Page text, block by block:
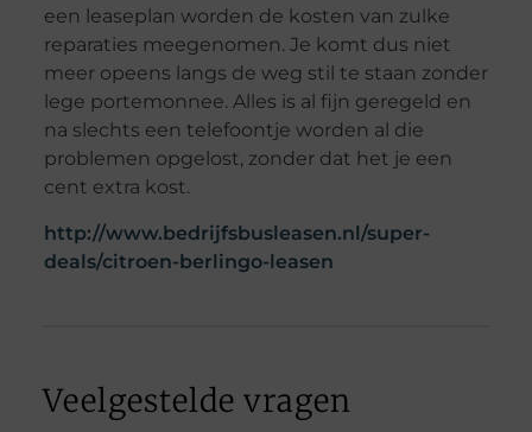
een leaseplan worden de kosten van zulke
reparaties meegenomen. Je komt dus niet
meer opeens langs de weg stil te staan zonder
lege portemonnee. Alles is al fijn geregeld en
na slechts een telefoontje worden al die
problemen opgelost, zonder dat het je een
cent extra kost.
http://www.bedrijfsbusleasen.nl/super-
deals/citroen-berlingo-leasen
Veelgestelde vragen